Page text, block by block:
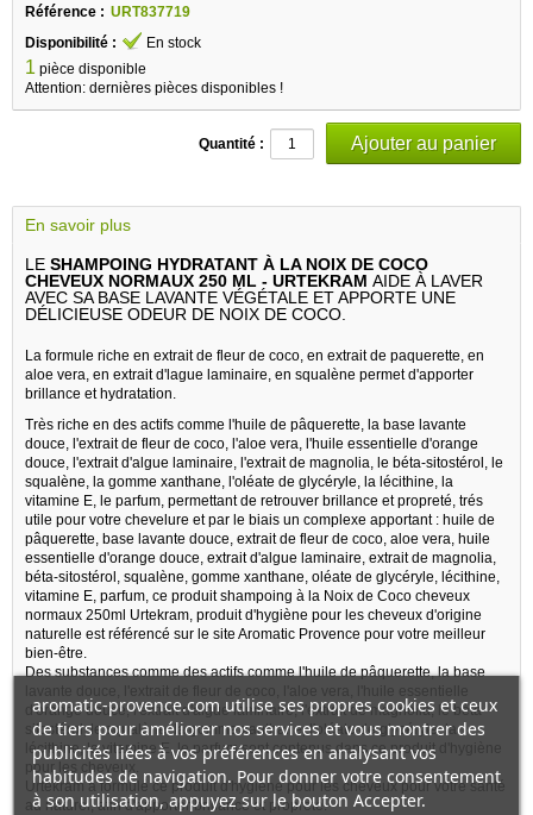
Référence : URT837719
Disponibilité :
En stock
1 pièce disponible
Attention: dernières pièces disponibles !
Quantité :
En savoir plus
LE SHAMPOING HYDRATANT À LA NOIX DE COCO
CHEVEUX NORMAUX 250 ML - URTEKRAM AIDE À LAVER
AVEC SA BASE LAVANTE VÉGÉTALE ET APPORTE UNE
DÉLICIEUSE ODEUR DE NOIX DE COCO.
La formule riche en extrait de fleur de coco, en extrait de paquerette, en
aloe vera, en extrait d'lague laminaire, en squalène permet d'apporter
brillance et hydratation.
Très riche en des actifs comme l'huile de pâquerette, la base lavante
douce, l'extrait de fleur de coco, l'aloe vera, l'huile essentielle d'orange
douce, l'extrait d'algue laminaire, l'extrait de magnolia, le béta-sitostérol, le
squalène, la gomme xanthane, l'oléate de glycéryle, la lécithine, la
vitamine E, le parfum, permettant de retrouver brillance et propreté, trés
utile pour votre chevelure et par le biais un complexe apportant : huile de
pâquerette, base lavante douce, extrait de fleur de coco, aloe vera, huile
essentielle d'orange douce, extrait d'algue laminaire, extrait de magnolia,
béta-sitostérol, squalène, gomme xanthane, oléate de glycéryle, lécithine,
vitamine E, parfum, ce produit shampoing à la Noix de Coco cheveux
normaux 250ml Urtekram, produit d'hygiène pour les cheveux d'origine
naturelle est référencé sur le site Aromatic Provence pour votre meilleur
bien-être.
Des substances comme des actifs comme l'huile de pâquerette, la base
lavante douce, l'extrait de fleur de coco, l'aloe vera, l'huile essentielle
d'orange douce, l'extrait d'algue laminaire, l'extrait de magnolia, le béta-
sitostérol, le squalène, la gomme xanthane, l'oléate de glycéryle, la
lécithine, la vitamine E, le parfum sont contenus dans ce produit d'hygiène
pour les cheveux.
Urtekram a formulé ce produit d'hygiène pour les cheveux pour votre santé
au naturel, afin d'apporter brillance et propreté.
aromatic-provence.com utilise ses propres cookies et ceux
de tiers pour améliorer nos services et vous montrer des
publicités liées à vos préférences en analysant vos
habitudes de navigation. Pour donner votre consentement
à son utilisation, appuyez sur le bouton Accepter.